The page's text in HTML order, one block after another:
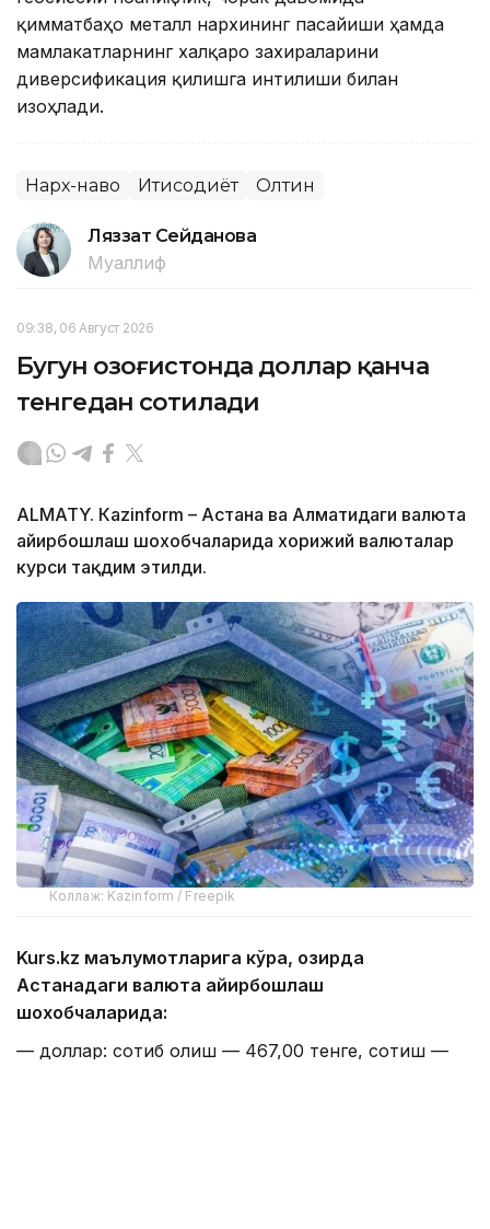
қимматбаҳо металл нархининг пасайиши ҳамда
мамлакатларнинг халқаро захираларини
диверсификация қилишга интилиши билан
изоҳлади.
Нарх-наво Иқтисодиёт Олтин
Ляззат Сейданова
Муаллиф
09:38, 06 Август 2026
Бугун Қозоғистонда доллар қанча
тенгедан сотилади
ALMATY. Кazinform – Астана ва Алматидаги валюта
айирбошлаш шохобчаларида хорижий валюталар
курси тақдим этилди.
Коллаж: Kazinform / Freepik
Kurs.kz маълумотларига кўра, ҳозирда
Астанадаги валюта айирбошлаш
шохобчаларида:
— доллар: сотиб олиш — 467,00 тенге, сотиш —